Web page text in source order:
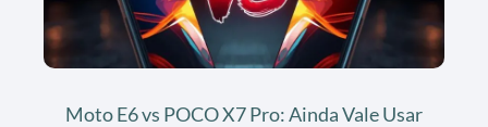
Moto E6 vs POCO X7 Pro: Ainda Vale Usar